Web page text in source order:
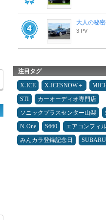
大人の秘
3 PV
注目タグ
X-ICE X-ICESNOW＋
STI
カーオーディオ専門店
ソニックプラスセンター山梨
N-One
S660
エアコンフィ
みんカラ登録記念日
SUBARU